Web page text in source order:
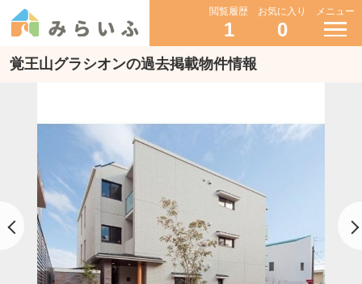
閲覧履歴
1
お気に入り
0
メニュー
覚王山グラシオンの過去掲載物件情報